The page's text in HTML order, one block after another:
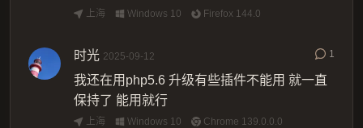
上海 Windows 10 Firefox 144.0
时光 2025-09-12 1
我还在用php5.6 升级有些插件不能用 就一直
保持了 能用就行
上海 Windows 10 Chrome 139.0.0.0